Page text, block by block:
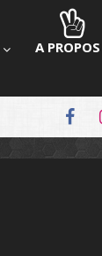
A PROPOS